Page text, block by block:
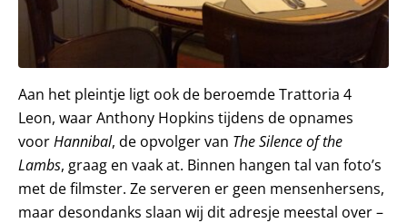
Aan het pleintje ligt ook de beroemde Trattoria 4
Leon, waar Anthony Hopkins tijdens de opnames
voorHannibal, de opvolger van The Silence of the
Lambs, graag en vaak at. Binnen hangen tal van foto’s
met de filmster. Ze serveren er geen mensenhersens,
maar desondanks slaan wij dit adresje meestal over –